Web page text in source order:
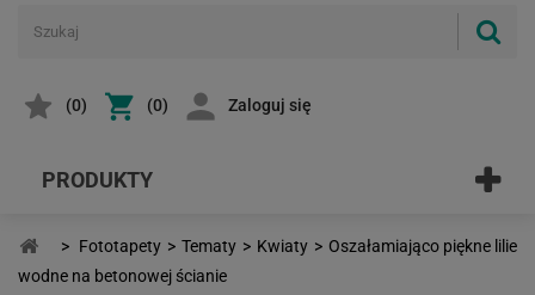
(0) (0) Zaloguj się
PRODUKTY
> Fototapety > Tematy > Kwiaty > Oszałamiająco piękne lilie
wodne na betonowej ścianie